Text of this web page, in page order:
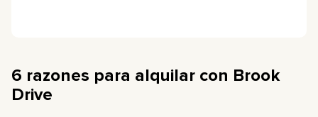
6 razones para alquilar con Brook
Drive